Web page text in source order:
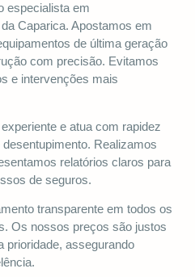
especialista em
Caparica. Apostamos em
de última geração
com precisão. Evitamos
e intervenções mais
e atua com rapidez
Realizamos
relatórios claros para
de seguros.
transparente em todos os
Os nossos preços são justos
prioridade, assegurando